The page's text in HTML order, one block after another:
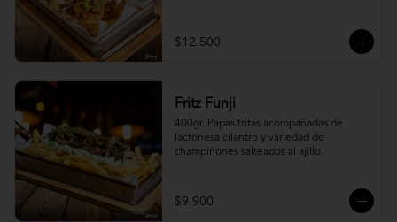
$12.500
Fritz Funji
400gr. Papas fritas acompañadas de
lactonesa cilantro y variedad de
champiñones salteados al ajillo.
$9.900